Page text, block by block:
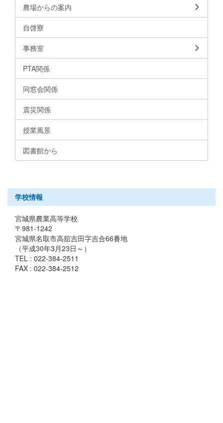
農場からの案内
自啓寮
事務室
PTA関係
同窓会関係
震災関係
授業風景
図書館から
学校情報
宮城県農業高等学校
〒981-1242
宮城県名取市高舘吉田字吉合66番地
（平成30年3月23日～）
TEL : 022-384-2511
FAX : 022-384-2512